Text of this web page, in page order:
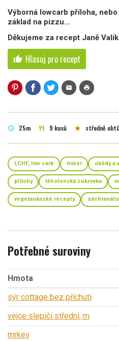
Výborná lowcarb příloha,
základ na pizzu...
Děkujeme za recept Janě
thumb_up Hlasuj pro recept
mail print
schedule 25m restaurant 9 kusů star středně
LCHF, low carb mixér obědy a
přílohy těhotenská cukrovka
vegetariánské recepty
Potřebné suroviny
Hmota
sýr cottage bez příchuti
vejce slepičí střední, m
mrkev